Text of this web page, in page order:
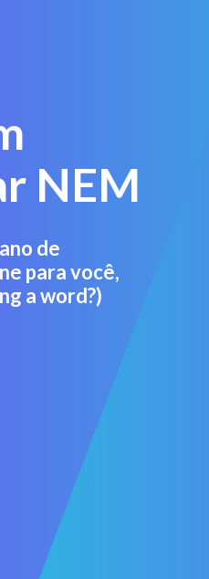
NEM
de
para você,
a word?)